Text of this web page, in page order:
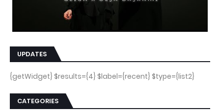
UPDATES
{getWidget} $results={4} $label={recent} $type={list2}
CATEGORIES